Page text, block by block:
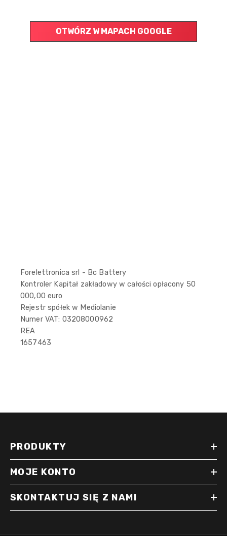
OTWÓRZ W MAPACH GOOGLE
Forelettronica srl - Bc Battery
Kontroler Kapitał zakładowy w całości opłacony 50
000,00 euro
Rejestr spółek w Mediolanie
Numer VAT: 03208000962
REA
1657463
PRODUKTY
MOJE KONTO
SKONTAKTUJ SIĘ Z NAMI